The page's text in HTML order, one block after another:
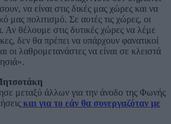
να είναι στις δικές μας χώρες και να
μας πολιτισμό. Σε αυτές τις χώρες, οι
Αν θέλουμε στις δυτικές χώρες να λέμε
δεν θα πρέπει να υπάρχουν φανατικοί
οι λαθρομετανάστες να είναι σε κλειστά
μεταξύ άλλων για την άνοδο της Φωνής
και για το εάν θα συνεργαζόταν με